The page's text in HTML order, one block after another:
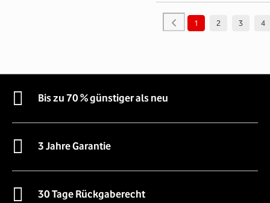
1 2 3 4
Bis zu 70 % günstiger als neu
3 Jahre Garantie
30 Tage Rückgaberecht